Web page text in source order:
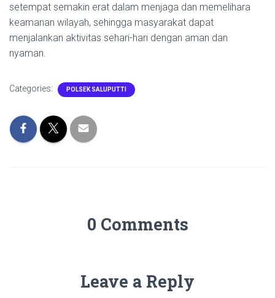
setempat semakin erat dalam menjaga dan memelihara
keamanan wilayah, sehingga masyarakat dapat
menjalankan aktivitas sehari-hari dengan aman dan
nyaman.
Categories: POLSEK SALUPUTTI
0 Comments
Leave a Reply